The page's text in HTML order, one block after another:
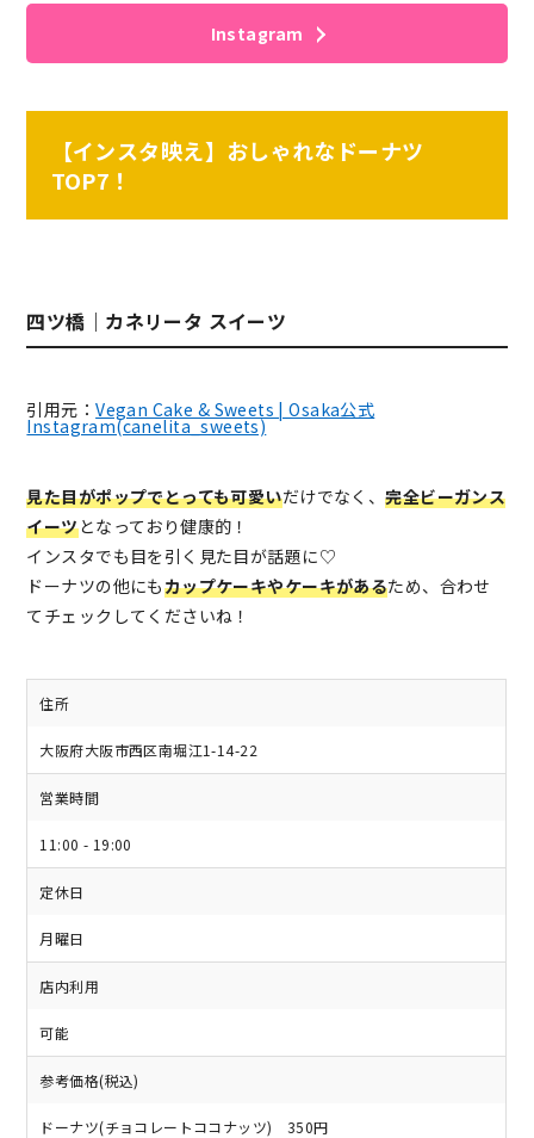
Instagram
【インスタ映え】おしゃれなドーナツ
TOP7！
四ツ橋｜カネリータ スイーツ
引用元：Vegan Cake & Sweets | Osaka公式
Instagram(canelita_sweets)
見た目がポップでとっても可愛いだけでなく、完全ビーガンス
イーツとなっており健康的！
インスタでも目を引く見た目が話題に♡
ドーナツの他にもカップケーキやケーキがあるため、合わせ
てチェックしてくださいね！
住所
大阪府大阪市西区南堀江1-14-22
営業時間
11:00 - 19:00
定休日
月曜日
店内利用
可能
参考価格(税込)
ドーナツ(チョコレートココナッツ) 350円